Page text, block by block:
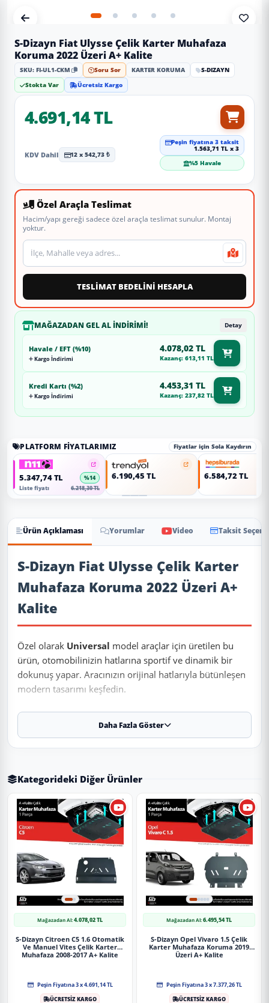
S-Dizayn Fiat Ulysse Çelik Karter Muhafaza
Koruma 2022 Üzeri A+ Kalite
SKU: FI-UL1-CKM Soru Sor KARTER KORUMA
S-DIZAYN
Stokta Var
Ücretsiz Kargo
4.691,14 TL
KDV Dahil 12 x 542,73 ₺
Peşin fiyatına 3 taksit
1.563,71 TL x 3
%5 Havale
Özel Araçla Teslimat
Hacim/yapı gereği sadece özel araçla teslimat sunulur. Montaj
yoktur.
Teslimat veya montaj adresi
TESLİMAT BEDELİNİ HESAPLA
MAĞAZADAN GEL AL İNDIRIMI! Detay
Havale / EFT (%10)
Kargo İndirimi
4.078,02 TL
Kazanç: 613,11 TL
Kredi Kartı (%2)
Kargo İndirimi
4.453,31 TL
Kazanç: 237,82 TL
PLATFORM FIYATLARIMIZ Fiyatlar için Sola Kaydırın
5.347,74 TL
%14
Liste fiyatı
6.218,30 TL
6.190,45 TL 6.584,72 TL
Ürün Açıklaması Yorumlar Video Taksit
Ürün Açıklaması
S-Dizayn Fiat Ulysse Çelik Karter
Muhafaza Koruma 2022 Üzeri A+
Kalite
Özel olarak Universal model araçlar için üretilen bu
ürün, otomobilinizin hatlarına sportif ve dinamik bir
dokunuş yapar. Aracınızın orijinal hatlarıyla bütünleşen
modern tasarımı keşfedin.
✨ Ürün Özellikleri ve Avantajları
✔ Uyumluluk:2022 ve sonrası tüm model yıllarına
⚠️ Aracın üretim yapısı ve paket farklılık (Makyajlı/Makyajsız)
✔ Malzeme:Paslanmaz Çelik
Uygulama
Aracınızın ölçülerine uygundur. Montaj işlemi el
yatkınlığı gerektirebilir.
Paket İçeriği
S-Dizayn Fiat Ulysse Çelik Karter Muhafaza Koruma 2022 Üzeri A+
Güvenli Teslimat
Daha Fazla Göster
Kategorideki Diğer Ürünler
Mağazadan Al:4.078,02 TL
S-Dizayn Citroen C5 1.6 Otomatik
Ve Manuel Vites Çelik Karter
Muhafaza 2008-2017 A+ Kalite
Peşin Fiyatına 3 x 4.691,14 TL
ÜCRETSİZ KARGO
Mağazadan Al:6.495,54 TL
S-Dizayn Opel Vivaro 1.5 Çelik
Karter Muhafaza Koruma 2019
Üzeri A+ Kalite
Peşin Fiyatına 3 x 7.377,26 TL
ÜCRETSİZ KARGO